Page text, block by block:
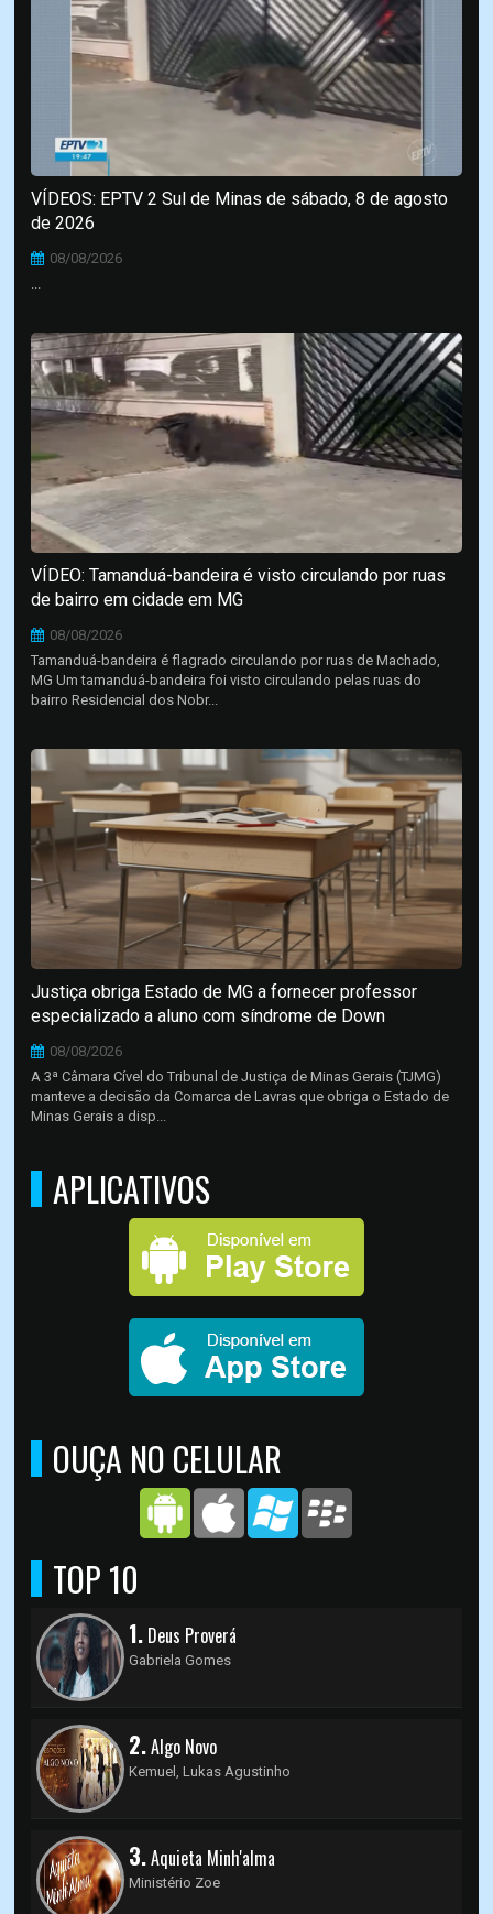
VÍDEOS: EPTV 2 Sul de Minas de sábado, 8 de agosto
de 2026
08/08/2026
...
VÍDEO: Tamanduá-bandeira é visto circulando por ruas
de bairro em cidade em MG
08/08/2026
Tamanduá-bandeira é flagrado circulando por ruas de Machado,
MG Um tamanduá-bandeira foi visto circulando pelas ruas do
bairro Residencial dos Nobr...
Justiça obriga Estado de MG a fornecer professor
especializado a aluno com síndrome de Down
08/08/2026
A 3ª Câmara Cível do Tribunal de Justiça de Minas Gerais (TJMG)
manteve a decisão da Comarca de Lavras que obriga o Estado de
Minas Gerais a disp...
APLICATIVOS
OUÇA NO CELULAR
TOP 10
1. Deus Proverá
Gabriela Gomes
2.Algo Novo
Kemuel, Lukas Agustinho
3.Aquieta Minh'alma
Ministério Zoe